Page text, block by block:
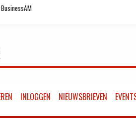
INLOGGEN NIEUWSBRIEVEN